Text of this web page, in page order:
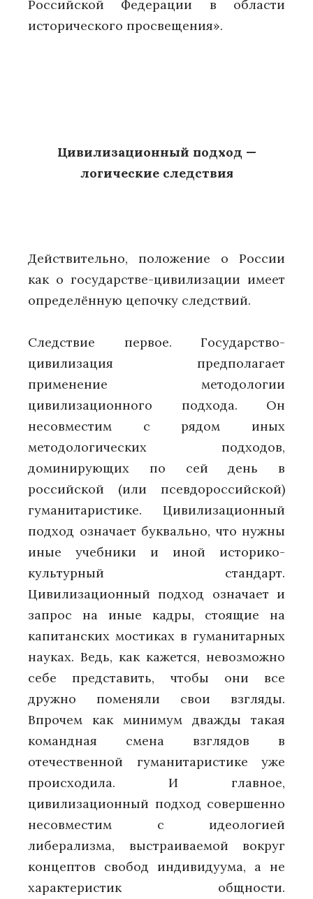
Российской Федерации в области
исторического просвещения».
Цивилизационный подход —
логические следствия
Действительно, положение о России
как о государстве-цивилизации имеет
определённую цепочку следствий.
Следствие первое. Государство-
цивилизация предполагает
применение методологии
цивилизационного подхода. Он
несовместим с рядом иных
методологических подходов,
доминирующих по сей день в
российской (или псевдороссийской)
гуманитаристике. Цивилизационный
подход означает буквально, что нужны
иные учебники и иной историко-
культурный стандарт.
Цивилизационный подход означает и
запрос на иные кадры, стоящие на
капитанских мостиках в гуманитарных
науках. Ведь, как кажется, невозможно
себе представить, чтобы они все
дружно поменяли свои взгляды.
Впрочем как минимум дважды такая
командная смена взглядов в
отечественной гуманитаристике уже
происходила. И главное,
цивилизационный подход совершенно
несовместим с идеологией
либерализма, выстраиваемой вокруг
концептов свобод индивидуума, а не
характеристик общности.